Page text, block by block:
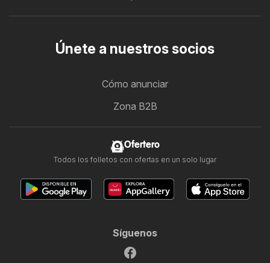
Únete a nuestros socios
Cómo anunciar
Zona B2B
Ofertero
Todos los folletos con ofertas en un solo lugar
Síguenos